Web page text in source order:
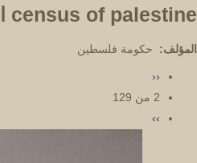
census of palestine احصاء نفوس لسطين لسنة 1931
المؤلف: حكومة فلسطين
‹‹
2 من 129
››